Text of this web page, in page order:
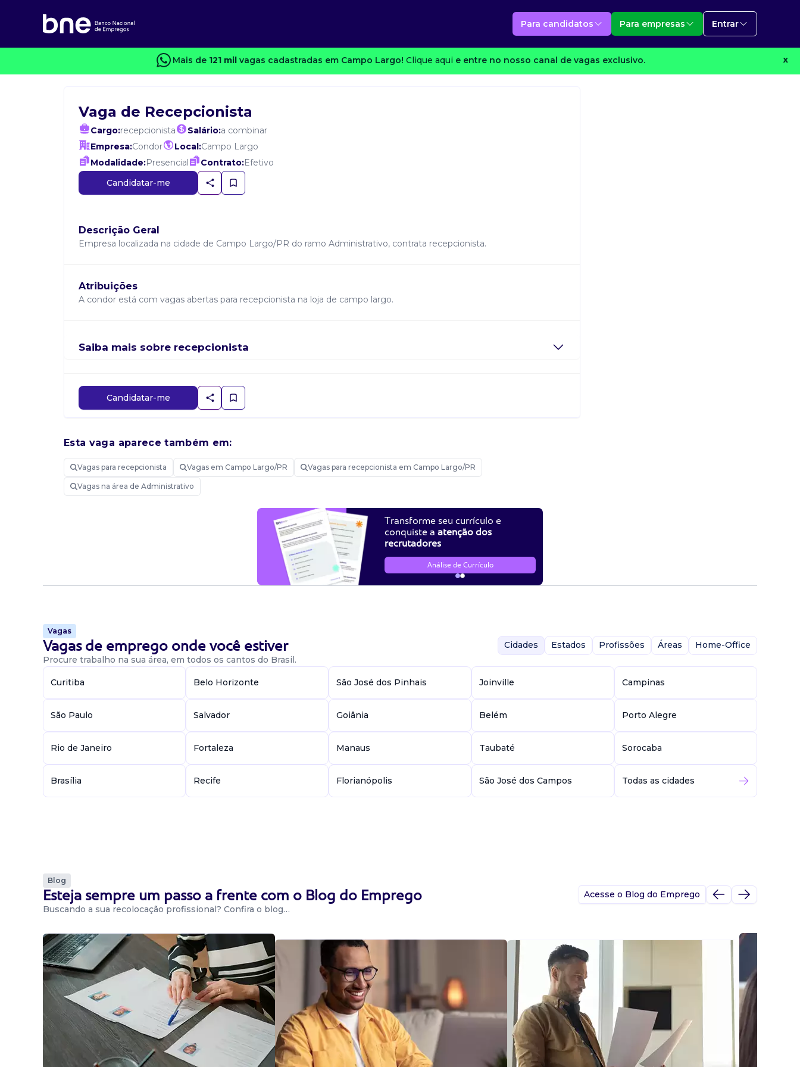
Para candidatos Para empresas Entrar
Mais de 121 mil vagas cadastradas em Campo Largo! Clique aqui e entre no nosso canal de vagas exclusivo. X
Vaga de Recepcionista
Cargo:recepcionista Salário:a combinar
Empresa:Condor Local:Campo Largo
Modalidade:Presencial Contrato:Efetivo
Candidatar-me
Descrição Geral
Empresa localizada na cidade de Campo Largo/PR do ramo Administrativo, contrata recepcionista.
Atribuições
A condor está com vagas abertas para recepcionista na loja de campo largo.
Saiba mais sobre recepcionista
Candidatar-me
Esta vaga aparece também em:
Vagas para recepcionista Vagas em Campo Largo/PR Vagas para recepcionista em Campo Largo/PR
Vagas na área de Administrativo
Transforme seu currículo e
conquiste a atenção dos
recrutadores
Análise de Currículo
Vagas
Vagas de emprego onde você estiver
Procure trabalho na sua área, em todos os cantos do Brasil.
Cidades Estados Profissões Áreas Home-Office
Curitiba Belo Horizonte São José dos Pinhais Joinville Campinas
São Paulo Salvador Goiânia Belém Porto Alegre
Rio de Janeiro Fortaleza Manaus Taubaté Sorocaba
Brasília Recife Florianópolis São José dos Campos Todas as cidades
Blog
Esteja sempre um passo a frente com o Blog do Emprego
Buscando a sua recolocação profissional? Confira o blog…
Acesse o Blog do Emprego